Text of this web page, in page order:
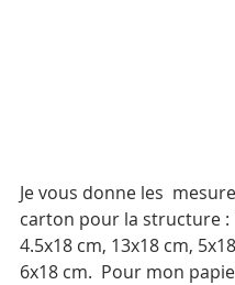
Je vous donne les
carton pour la structure :
4.5x18 cm, 13x18 cm,
6x18 cm.  Pour mon